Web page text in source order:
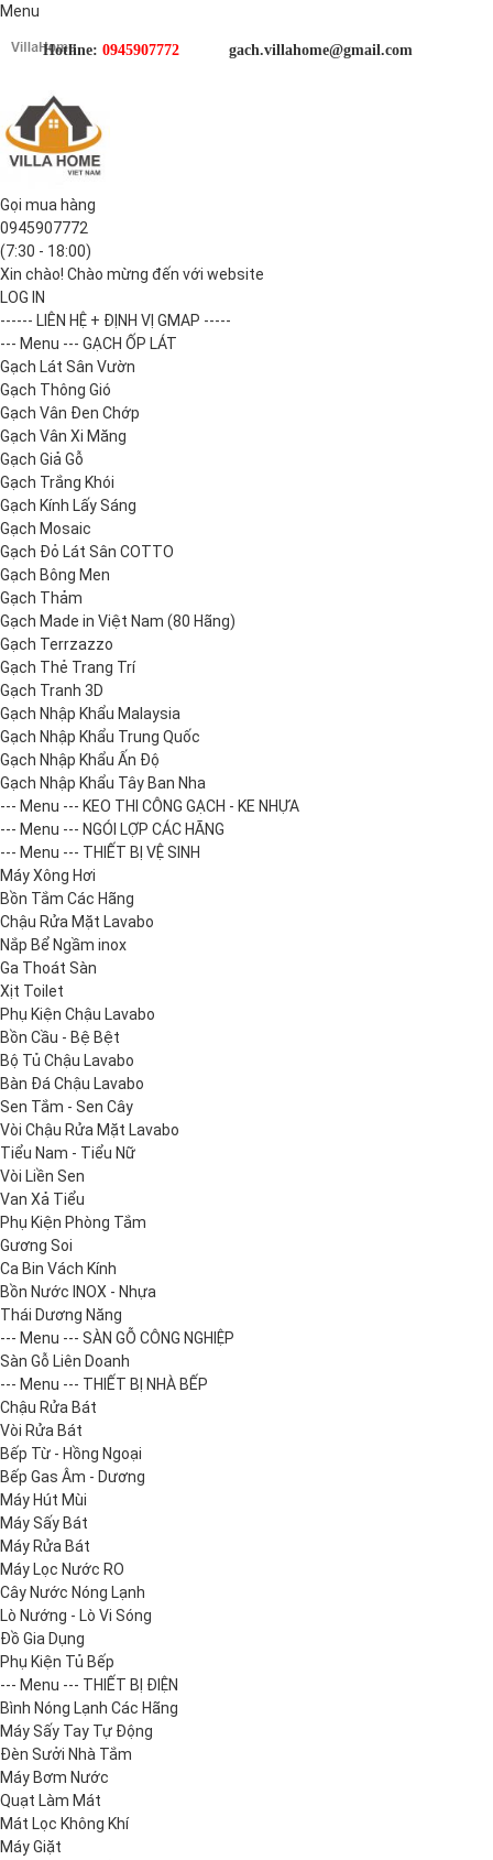
Menu
Hotline: 0945907772 gach.villahome@gmail.com
Gọi mua hàng
0945907772
(7:30 - 18:00)
Xin chào! Chào mừng đến với website
LOG IN
------ LIÊN HỆ + ĐỊNH VỊ GMAP -----
--- Menu --- GẠCH ỐP LÁT
Gạch Lát Sân Vườn
Gạch Thông Gió
Gạch Vân Đen Chớp
Gạch Vân Xi Măng
Gạch Giả Gỗ
Gạch Trắng Khói
Gạch Kính Lấy Sáng
Gạch Mosaic
Gạch Đỏ Lát Sân COTTO
Gạch Bông Men
Gạch Thảm
Gạch Made in Việt Nam (80 Hãng)
Gạch Terrzazzo
Gạch Thẻ Trang Trí
Gạch Tranh 3D
Gạch Nhập Khẩu Malaysia
Gạch Nhập Khẩu Trung Quốc
Gạch Nhập Khẩu Ấn Độ
Gạch Nhập Khẩu Tây Ban Nha
--- Menu --- KEO THI CÔNG GẠCH - KE NHỰA
--- Menu --- NGÓI LỢP CÁC HÃNG
--- Menu --- THIẾT BỊ VỆ SINH
Máy Xông Hơi
Bồn Tắm Các Hãng
Chậu Rửa Mặt Lavabo
Nắp Bể Ngầm inox
Ga Thoát Sàn
Xịt Toilet
Phụ Kiện Chậu Lavabo
Bồn Cầu - Bệ Bệt
Bộ Tủ Chậu Lavabo
Bàn Đá Chậu Lavabo
Sen Tắm - Sen Cây
Vòi Chậu Rửa Mặt Lavabo
Tiểu Nam - Tiểu Nữ
Vòi Liền Sen
Van Xả Tiểu
Phụ Kiện Phòng Tắm
Gương Soi
Ca Bin Vách Kính
Bồn Nước INOX - Nhựa
Thái Dương Năng
--- Menu --- SÀN GỖ CÔNG NGHIỆP
Sàn Gỗ Liên Doanh
--- Menu --- THIẾT BỊ NHÀ BẾP
Chậu Rửa Bát
Vòi Rửa Bát
Bếp Từ - Hồng Ngoại
Bếp Gas Âm - Dương
Máy Hút Mùi
Máy Sấy Bát
Máy Rửa Bát
Máy Lọc Nước RO
Cây Nước Nóng Lạnh
Lò Nướng - Lò Vi Sóng
Đồ Gia Dụng
Phụ Kiện Tủ Bếp
--- Menu --- THIẾT BỊ ĐIỆN
Bình Nóng Lạnh Các Hãng
Máy Sấy Tay Tự Động
Đèn Sưởi Nhà Tắm
Máy Bơm Nước
Quạt Làm Mát
Mát Lọc Không Khí
Máy Giặt